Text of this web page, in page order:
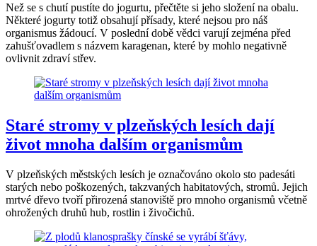
Než se s chutí pustíte do jogurtu, přečtěte si jeho složení na obalu.
Některé jogurty totiž obsahují přísady, které nejsou pro náš
organismus žádoucí. V poslední době vědci varují zejména před
zahušťovadlem s názvem karagenan, které by mohlo negativně
ovlivnit zdraví střev.
Staré stromy v plzeňských lesích dají
život mnoha dalším organismům
V plzeňských městských lesích je označováno okolo sto padesáti
starých nebo poškozených, takzvaných habitatových, stromů. Jejich
mrtvé dřevo tvoří přirozená stanoviště pro mnoho organismů včetně
ohrožených druhů hub, rostlin i živočichů.